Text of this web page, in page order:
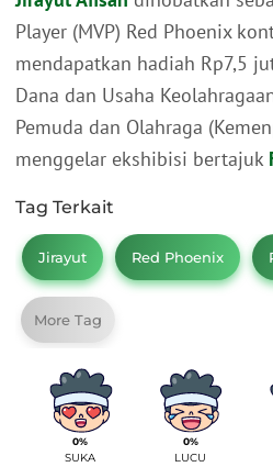
Player (MVP) Red Phoenix
mendapatkan hadiah Rp7,5
Dana dan Usaha
Pemuda dan Olahraga
menggelar ekshibisi bertajuk
Tag Terkait
Jirayut Red Phoenix
More Tag
0%
SUKA
0%
LUCU